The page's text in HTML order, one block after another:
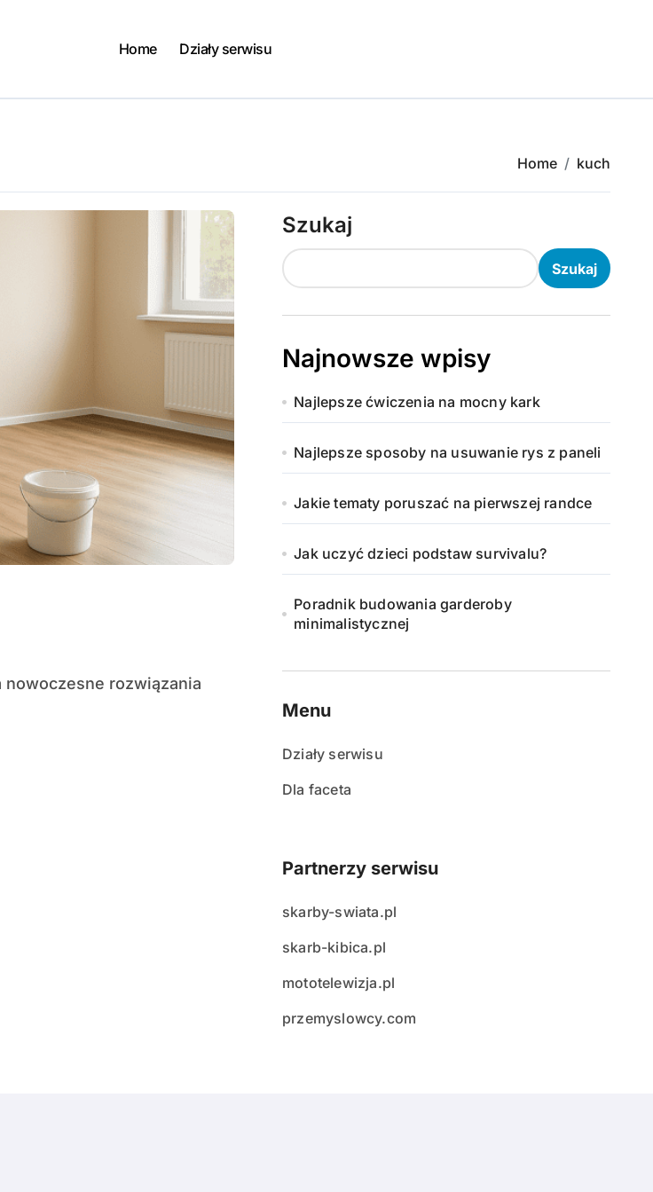
Home Działy serwisu
Home kuch
Szukaj
Szukaj
Najnowsze wpisy
Najlepsze ćwiczenia na mocny kark
Najlepsze sposoby na usuwanie rys z paneli
Jakie tematy poruszać na pierwszej randce
Jak uczyć dzieci podstaw survivalu?
Poradnik budowania garderoby
minimalistycznej
Menu
Działy serwisu
Dla faceta
Partnerzy serwisu
skarby-swiata.pl
skarb-kibica.pl
mototelewizja.pl
przemyslowcy.com